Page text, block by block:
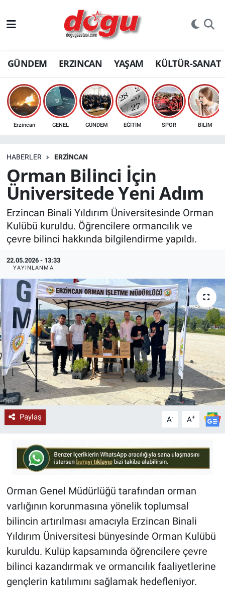
GÜNDEM ERZINCAN YAŞAM KÜLTÜR-SANAT
Erzincan GENEL GÜNDEM EĞİTİM SPOR BİLİM
HABERLER ERZINCAN
Orman Bilinci İçin
Üniversitede Yeni Adım
Erzincan Binali Yıldırım Üniversitesinde Orman
Kulübü kuruldu. Öğrencilere ormancılık ve
çevre bilinci hakkında bilgilendirme yapıldı.
22.05.2026 - 13:33
YAYINLANMA
Paylaş A- A+
Orman Genel Müdürlüğü tarafından orman
varlığının korunmasına yönelik toplumsal
bilincin artırılması amacıyla Erzincan Binali
Yıldırım Üniversitesi bünyesinde Orman Kulübü
kuruldu. Kulüp kapsamında öğrencilere çevre
bilinci kazandırmak ve ormancılık faaliyetlerine
gençlerin katılımını sağlamak hedefleniyor.
ERZINCAN
GÜNDEM
ERZİNCAN FOTOĞRAFLARI
SAĞLIK
Bilim, teknoloji
GENEL
KÜLTÜR-SANAT
Yerel Haber
Politika
SPOR
YAŞAM
RESMİ İLAN